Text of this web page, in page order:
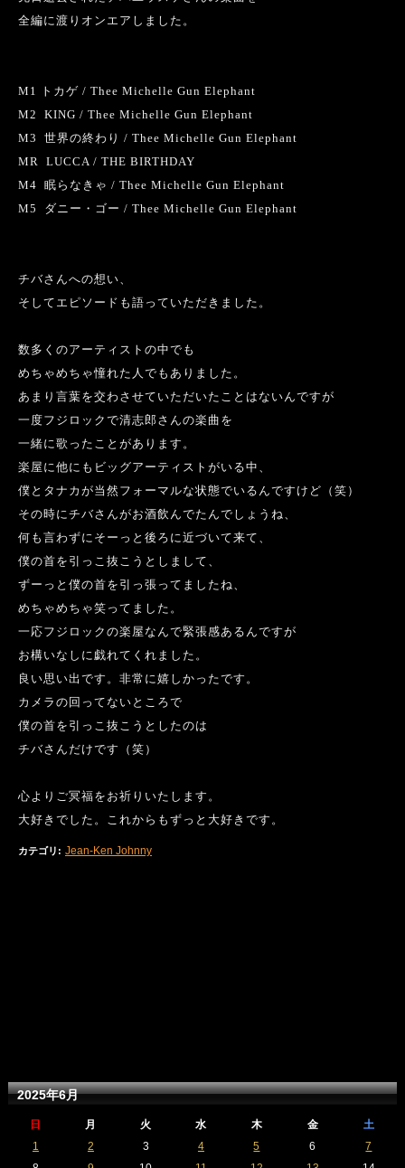
全編に渡りオンエアしました。
M1 トカゲ / Thee Michelle Gun Elephant
M2 KING / Thee Michelle Gun Elephant
M3 世界の終わり / Thee Michelle Gun Elephant
MR LUCCA / THE BIRTHDAY
M4 眠らなきゃ / Thee Michelle Gun Elephant
M5 ダニー・ゴー / Thee Michelle Gun Elephant
チバさんへの想い、
そしてエピソードも語っていただきました。
数多くのアーティストの中でも
めちゃめちゃ憧れた人でもありました。
あまり言葉を交わさせていただいたことはないんですが
一度フジロックで清志郎さんの楽曲を
一緒に歌ったことがあります。
楽屋に他にもビッグアーティストがいる中、
僕とタナカが当然フォーマルな状態でいるんですけど（笑）
その時にチバさんがお酒飲んでたんでしょうね、
何も言わずにそーっと後ろに近づいて来て、
僕の首を引っこ抜こうとしまして、
ずーっと僕の首を引っ張ってましたね、
めちゃめちゃ笑ってました。
一応フジロックの楽屋なんで緊張感あるんですが
お構いなしに戯れてくれました。
良い思い出です。非常に嬉しかったです。
カメラの回ってないところで
僕の首を引っこ抜こうとしたのは
チバさんだけです（笑）
心よりご冥福をお祈りいたします。
大好きでした。これからもずっと大好きです。
カテゴリ : Jean-Ken Johnny
2025年6月
日 月 火 水 木 金
土
1
2 3 4 5 6
7